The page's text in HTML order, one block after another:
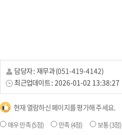
담당자 : 재무과(051-419-4142)
최근업데이트 : 2026-01-02 13:38:27
현재 열람하신 페이지를 평가해 주세요.
매우 만족(5점) 만족 (4점) 보통(3점)